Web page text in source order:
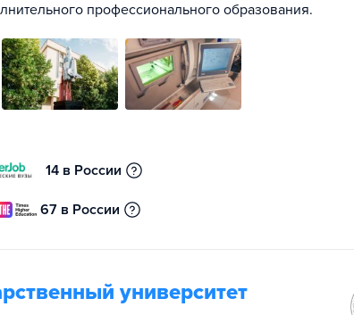
профессионального образования.
14 в России
67 в России
университет